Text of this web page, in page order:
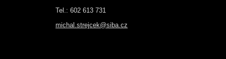
Tel.: 602 613 731
michal.strejcek@siba.cz